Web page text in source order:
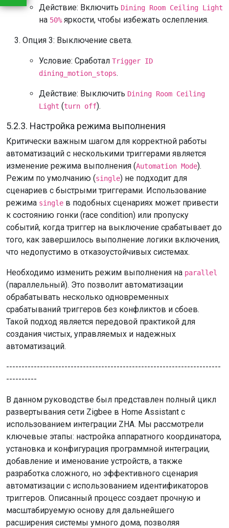
Действие: Включить Dining Room Ceiling Light
на 50% яркости, чтобы избежать ослепления.
Опция 3: Выключение света.
Условие: Сработал Trigger ID
dining_motion_stops.
Действие: Выключить Dining Room Ceiling
Light (turn off).
5.2.3. Настройка режима выполнения
Критически важным шагом для корректной работы
автоматизаций с несколькими триггерами является
изменение режима выполнения (Automation Mode).
Режим по умолчанию (single) не подходит для
сценариев с быстрыми триггерами. Использование
режима single в подобных сценариях может привести
к состоянию гонки (race condition) или пропуску
событий, когда триггер на выключение срабатывает до
того, как завершилось выполнение логики включения,
что недопустимо в отказоустойчивых системах.
Необходимо изменить режим выполнения на parallel
(параллельный). Это позволит автоматизации
обрабатывать несколько одновременных
срабатываний триггеров без конфликтов и сбоев.
Такой подход является передовой практикой для
создания чистых, управляемых и надежных
автоматизаций.
----------------------------------------------------------------------
----------
В данном руководстве был представлен полный цикл
развертывания сети Zigbee в Home Assistant с
использованием интеграции ZHA. Мы рассмотрели
ключевые этапы: настройка аппаратного координатора,
установка и конфигурация программной интеграции,
добавление и именование устройств, а также
разработка сложного, но эффективного сценария
автоматизации с использованием идентификаторов
триггеров. Описанный процесс создает прочную и
масштабируемую основу для дальнейшего
расширения системы умного дома, позволяя